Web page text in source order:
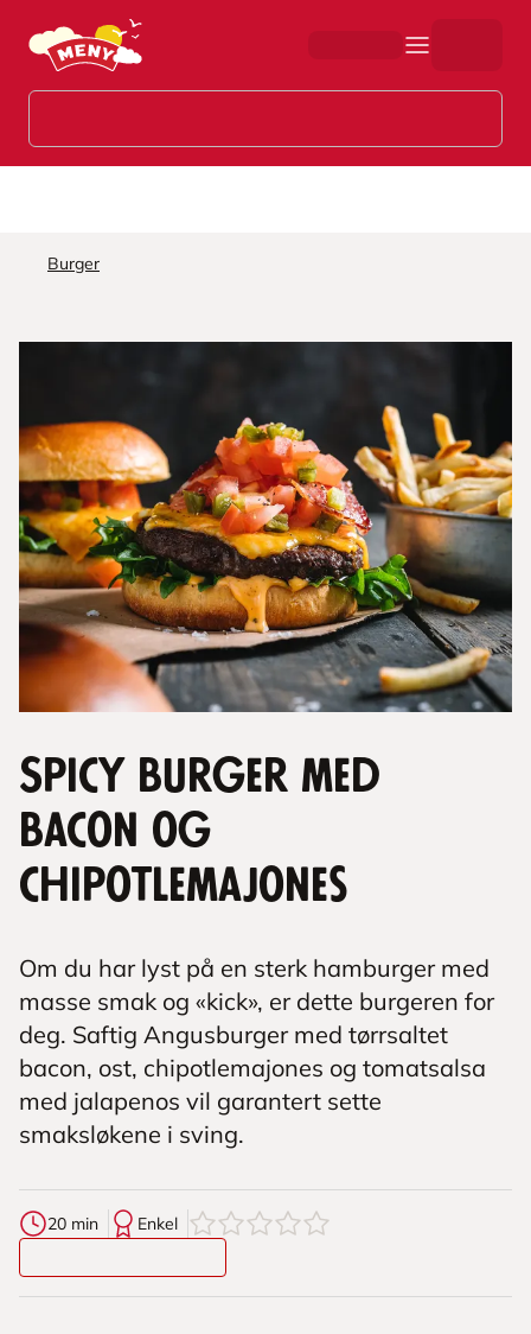
Hopp til hovedinnhold
Burger
Spicy burger med
bacon og
chipotlemajones
Om du har lyst på en sterk hamburger med
masse smak og «kick», er dette burgeren for
deg. Saftig Angusburger med tørrsaltet
bacon, ost, chipotlemajones og tomatsalsa
med jalapenos vil garantert sette
smaksløkene i sving.
20 min Enkel 0av5stjerner